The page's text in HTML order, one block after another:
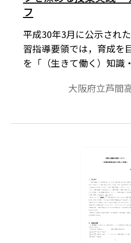
ダウンロードはこちら
shoseki.co.jp/login/
wurl=/detail/40776/
フ
平成30年3月に公示され
習指導要領では，育成を
を「（生きて働く）知識
力・表現力等」，「（
等」の３つの柱にそって
の情報機器を用いるなど
が多用されている。ICT
で積極的に活用し，（新
目指す資質・能力を育成
的・対話的で深い学びの
校（大阪教育大学附属高
で行った本授業実践を紹
大阪府立芦間